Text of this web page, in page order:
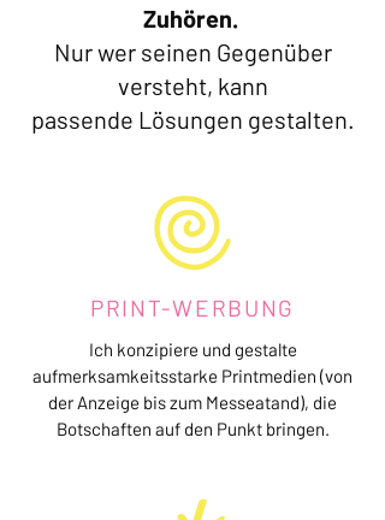
Zuhören.
Nur wer seinen Gegenüber
versteht, kann
passende Lösungen gestalten.
PRINT-WERBUNG
Ich konzipiere und gestalte
aufmerksamkeitsstarke Printmedien (von
der Anzeige bis zum Messeatand), die
Botschaften auf den Punkt bringen.